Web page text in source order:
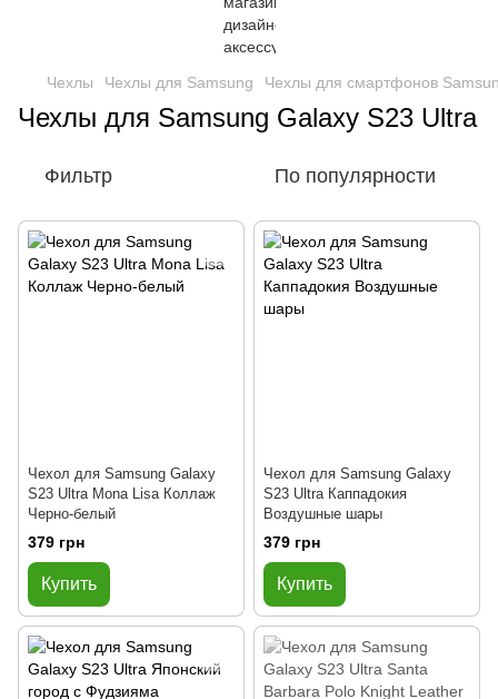
Чехлы Чехлы для Samsung Чехлы для смартфонов
Чехлы для Samsung Galaxy S23 Ultra
Фильтр По популярности
Чехол для Samsung Galaxy
S23 Ultra Mona Lisa Коллаж
Черно-белый
379 грн
Купить
Чехол для Samsung Galaxy
S23 Ultra Каппадокия
Воздушные шары
379 грн
Купить